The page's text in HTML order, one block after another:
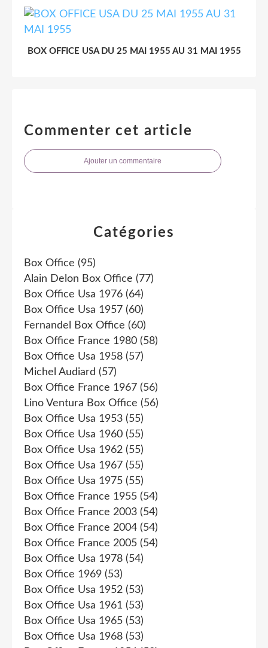
BOX OFFICE USA DU 25 MAI 1955 AU 31 MAI 1955
Commenter cet article
Ajouter un commentaire
Catégories
Box Office (95)
Alain Delon Box Office (77)
Box Office Usa 1976 (64)
Box Office Usa 1957 (60)
Fernandel Box Office (60)
Box Office France 1980 (58)
Box Office Usa 1958 (57)
Michel Audiard (57)
Box Office France 1967 (56)
Lino Ventura Box Office (56)
Box Office Usa 1953 (55)
Box Office Usa 1960 (55)
Box Office Usa 1962 (55)
Box Office Usa 1967 (55)
Box Office Usa 1975 (55)
Box Office France 1955 (54)
Box Office France 2003 (54)
Box Office France 2004 (54)
Box Office France 2005 (54)
Box Office Usa 1978 (54)
Box Office 1969 (53)
Box Office Usa 1952 (53)
Box Office Usa 1961 (53)
Box Office Usa 1965 (53)
Box Office Usa 1968 (53)